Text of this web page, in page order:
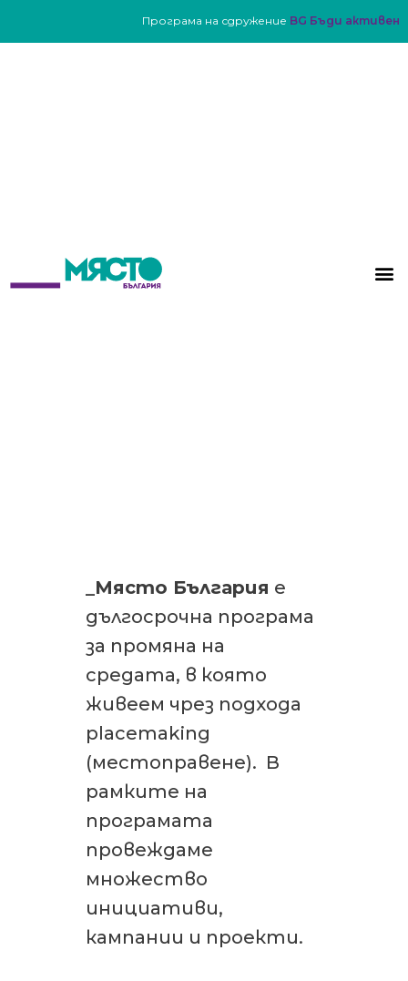
Програма на сдружение BG Бъди активен
_Място България е
дългосрочна програма
за промяна на
средата, в която
живеем чрез подхода
placemaking
(местоправене). В
рамките на
програмата
провеждаме
множество
инициативи,
кампании и проекти.